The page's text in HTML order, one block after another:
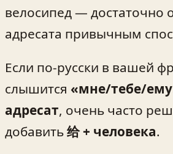
велосипед — достаточно
адресата привычным
Если по‑русски в вашей
слышится «мне/тебе/
адресат, очень часто
добавить给 + человека.